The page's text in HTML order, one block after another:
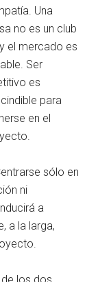
Una
no es un club
el mercado es
Ser
es
para
en el
sólo en
ni
a
a la larga,